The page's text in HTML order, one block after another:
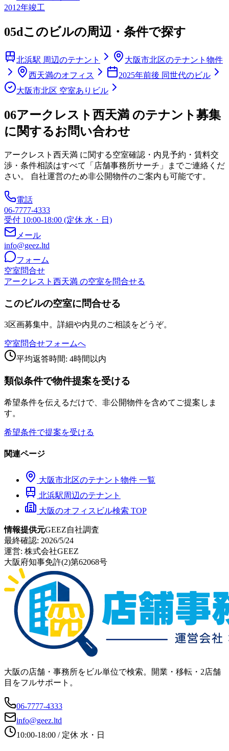
2012年竣工
05dこのビルの周辺・条件で探す
北浜駅 周辺のテナント
大阪市北区のテナント物件
西天満のオフィス
2025年前後 同世代のビル
大阪市北区 空室ありビル
06アークレスト西天満 のテナント募集
に関するお問い合わせ
アークレスト西天満 に関する空室確認・内見予約・賃料交
渉・条件相談はすべて「店舗事務所サーチ」までご連絡くだ
さい。 自社運営のため非公開物件のご案内も可能です。
電話
06-7777-4333
受付 10:00-18:00 (定休 水・日)
メール
info@geez.ltd
フォーム
空室問合せ
アークレスト西天満 の空室を問合せる
このビルの空室に問合せる
3区画募集中。詳細や内見のご相談をどうぞ。
空室問合せフォームへ
平均返答時間: 4時間以内
類似条件で物件提案を受ける
希望条件を伝えるだけで、非公開物件を含めてご提案しま
す。
希望条件で提案を受ける
関連ページ
大阪市北区のテナント物件 一覧
北浜駅周辺のテナント
大阪のオフィスビル検索 TOP
情報提供元GEEZ自社調査
最終確認: 2026/5/24
運営: 株式会社GEEZ
大阪府知事免許(2)第62068号
大阪の店舗・事務所をビル単位で検索。開業・移転・2店舗
目をフルサポート。
06-7777-4333
info@geez.ltd
10:00-18:00 / 定休 水・日